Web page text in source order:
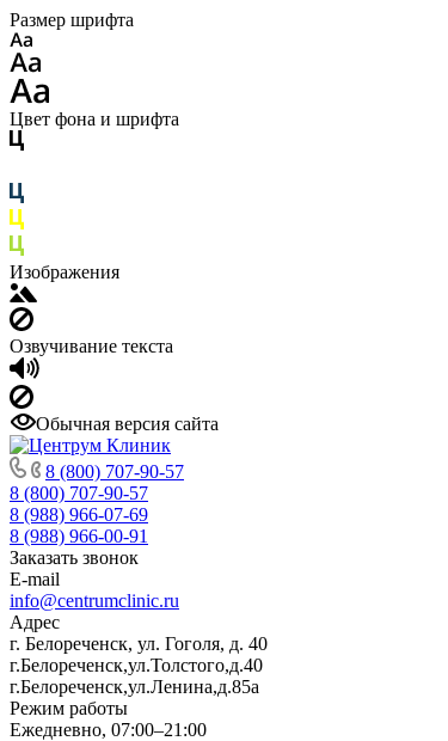
Размер шрифта
Цвет фона и шрифта
Изображения
Озвучивание текста
Обычная версия сайта
8 (800) 707-90-57
8 (800) 707-90-57
8 (988) 966-07-69
8 (988) 966-00-91
Заказать звонок
E-mail
info@centrumclinic.ru
Адрес
г. Белореченск, ул. Гоголя, д. 40
г.Белореченск,ул.Толстого,д.40
г.Белореченск,ул.Ленина,д.85а
Режим работы
Ежедневно, 07:00–21:00